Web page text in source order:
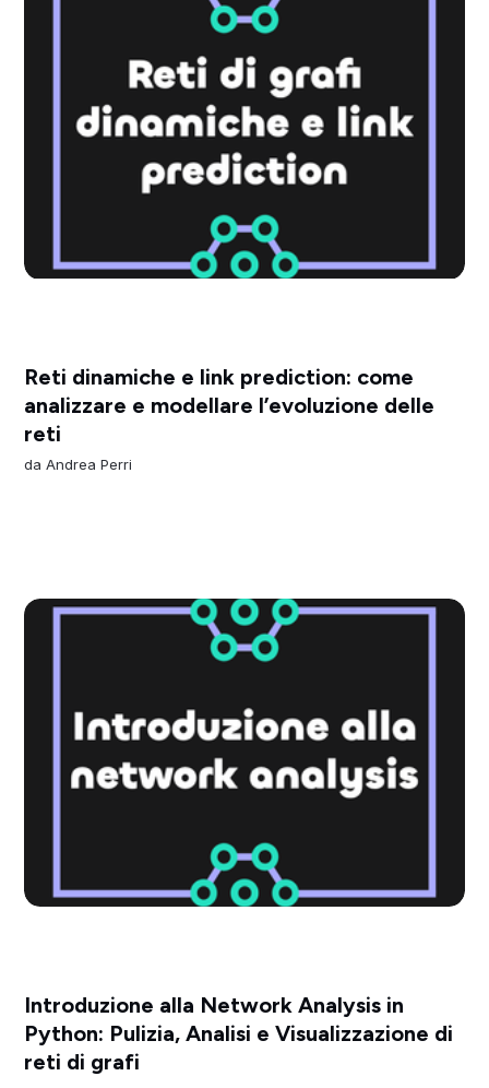
Reti dinamiche e link prediction: come
analizzare e modellare l’evoluzione delle
reti
daAndrea Perri
Introduzione alla Network Analysis in
Python: Pulizia, Analisi e Visualizzazione di
reti di grafi